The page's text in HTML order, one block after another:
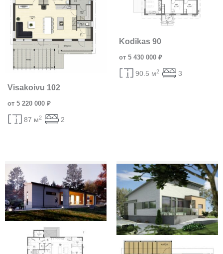
Visakoivu 102
от 5 220 000 ₽
87 м2 2
Kodikas 90
от 5 430 000 ₽
90.5 м2 3